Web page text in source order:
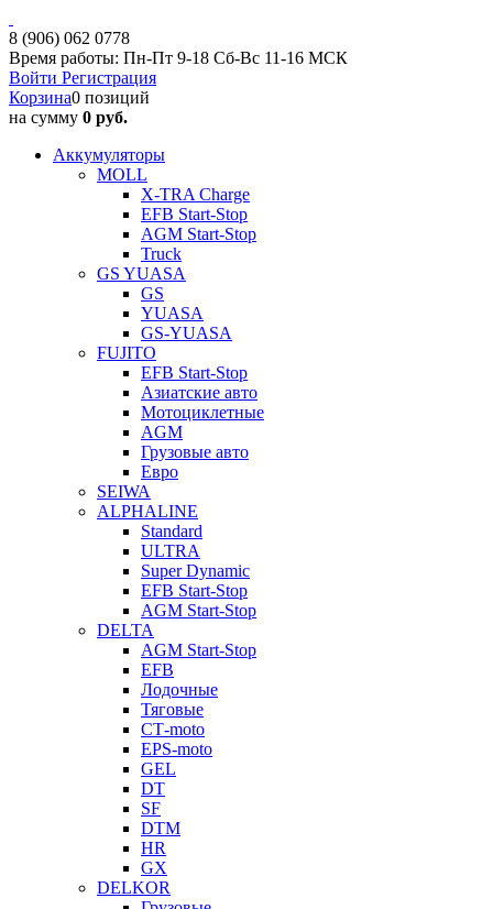
8 (906) 062 0778
Время работы: Пн-Пт 9-18 Сб-Вс 11-16 МСК
Войти Регистрация
Корзина0 позиций
на сумму 0 руб.
Аккумуляторы
MOLL
X-TRA Charge
EFB Start-Stop
AGM Start-Stop
Truck
GS YUASA
GS
YUASA
GS-YUASA
FUJITO
EFB Start-Stop
Азиатские авто
Мотоциклетные
AGM
Грузовые авто
Евро
SEIWA
ALPHALINE
Standard
ULTRA
Super Dynamic
EFB Start-Stop
AGM Start-Stop
DELTA
AGM Start-Stop
EFB
Лодочные
Тяговые
СТ-moto
EPS-moto
GEL
DT
SF
DTM
HR
GX
DELKOR